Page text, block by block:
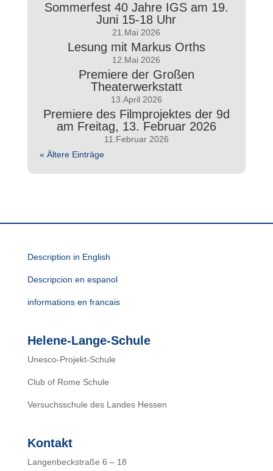
Sommerfest 40 Jahre IGS am 19.
Juni 15-18 Uhr
21.Mai 2026
Lesung mit Markus Orths
12.Mai 2026
Premiere der Großen
Theaterwerkstatt
13.April 2026
Premiere des Filmprojektes der 9d
am Freitag, 13. Februar 2026
11.Februar 2026
« Ältere Einträge
Description in English
Descripcion en espanol
informations en francais
Helene-Lange-Schule
Unesco-Projekt-Schule
Club of Rome Schule
Versuchsschule des Landes Hessen
Kontakt
Langenbeckstraße 6 – 18